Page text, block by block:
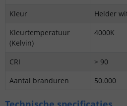
Kleur
Helder
Kleurtemperatuur
(Kelvin)
4000K
CRI
> 90
Aantal branduren
50.000